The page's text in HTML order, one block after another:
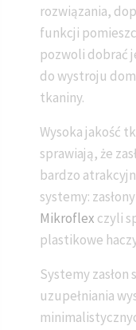
rozwiązania,
funkcji
pozwoli dobrać
do wystroju
tkaniny.
Wysoka jakość
sprawiają, że
bardzo
systemy:
Mikroflex czyli
plastikowe
Systemy
uzupełniania